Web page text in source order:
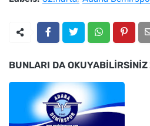
BUNLARI DA OKUYABILIRSINIZ